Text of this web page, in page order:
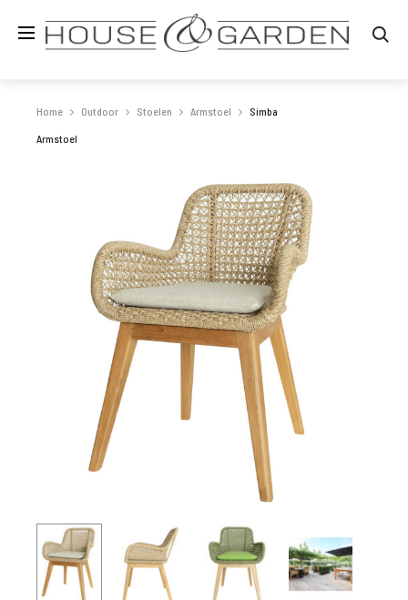
Home Outdoor Stoelen Armstoel Simba
Armstoel